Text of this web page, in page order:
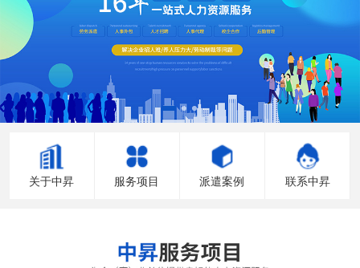
关于中昇 服务项目 派遣案例 联系中昇